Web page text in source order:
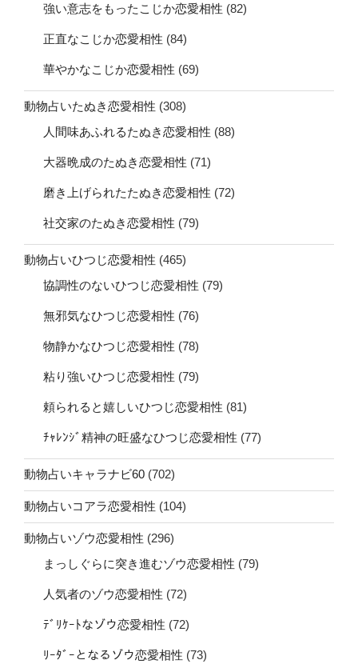
強い意志をもったこじか恋愛相性 (82)
正直なこじか恋愛相性 (84)
華やかなこじか恋愛相性 (69)
動物占いたぬき恋愛相性 (308)
人間味あふれるたぬき恋愛相性 (88)
大器晩成のたぬき恋愛相性 (71)
磨き上げられたたぬき恋愛相性 (72)
社交家のたぬき恋愛相性 (79)
動物占いひつじ恋愛相性 (465)
協調性のないひつじ恋愛相性 (79)
無邪気なひつじ恋愛相性 (76)
物静かなひつじ恋愛相性 (78)
粘り強いひつじ恋愛相性 (79)
頼られると嬉しいひつじ恋愛相性 (81)
ﾁｬﾚﾝｼﾞ精神の旺盛なひつじ恋愛相性 (77)
動物占いキャラナビ60 (702)
動物占いコアラ恋愛相性 (104)
動物占いゾウ恋愛相性 (296)
まっしぐらに突き進むゾウ恋愛相性 (79)
人気者のゾウ恋愛相性 (72)
ﾃﾞﾘｹｰﾄなゾウ恋愛相性 (72)
ﾘｰﾀﾞｰとなるゾウ恋愛相性 (73)